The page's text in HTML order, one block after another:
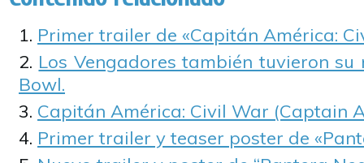
Primer trailer de «Capitán América:
Los Vengadores también tuvieron su
Bowl.
Capitán América: Civil War (Captain
Primer trailer y teaser poster de